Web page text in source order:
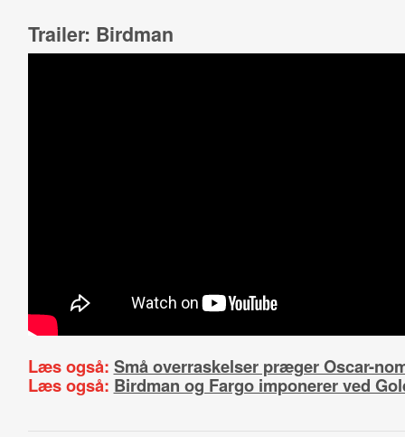
Trailer: Birdman
Læs også: Små overraskelser præger Oscar-
Læs også: Birdman og Fargo imponerer ved